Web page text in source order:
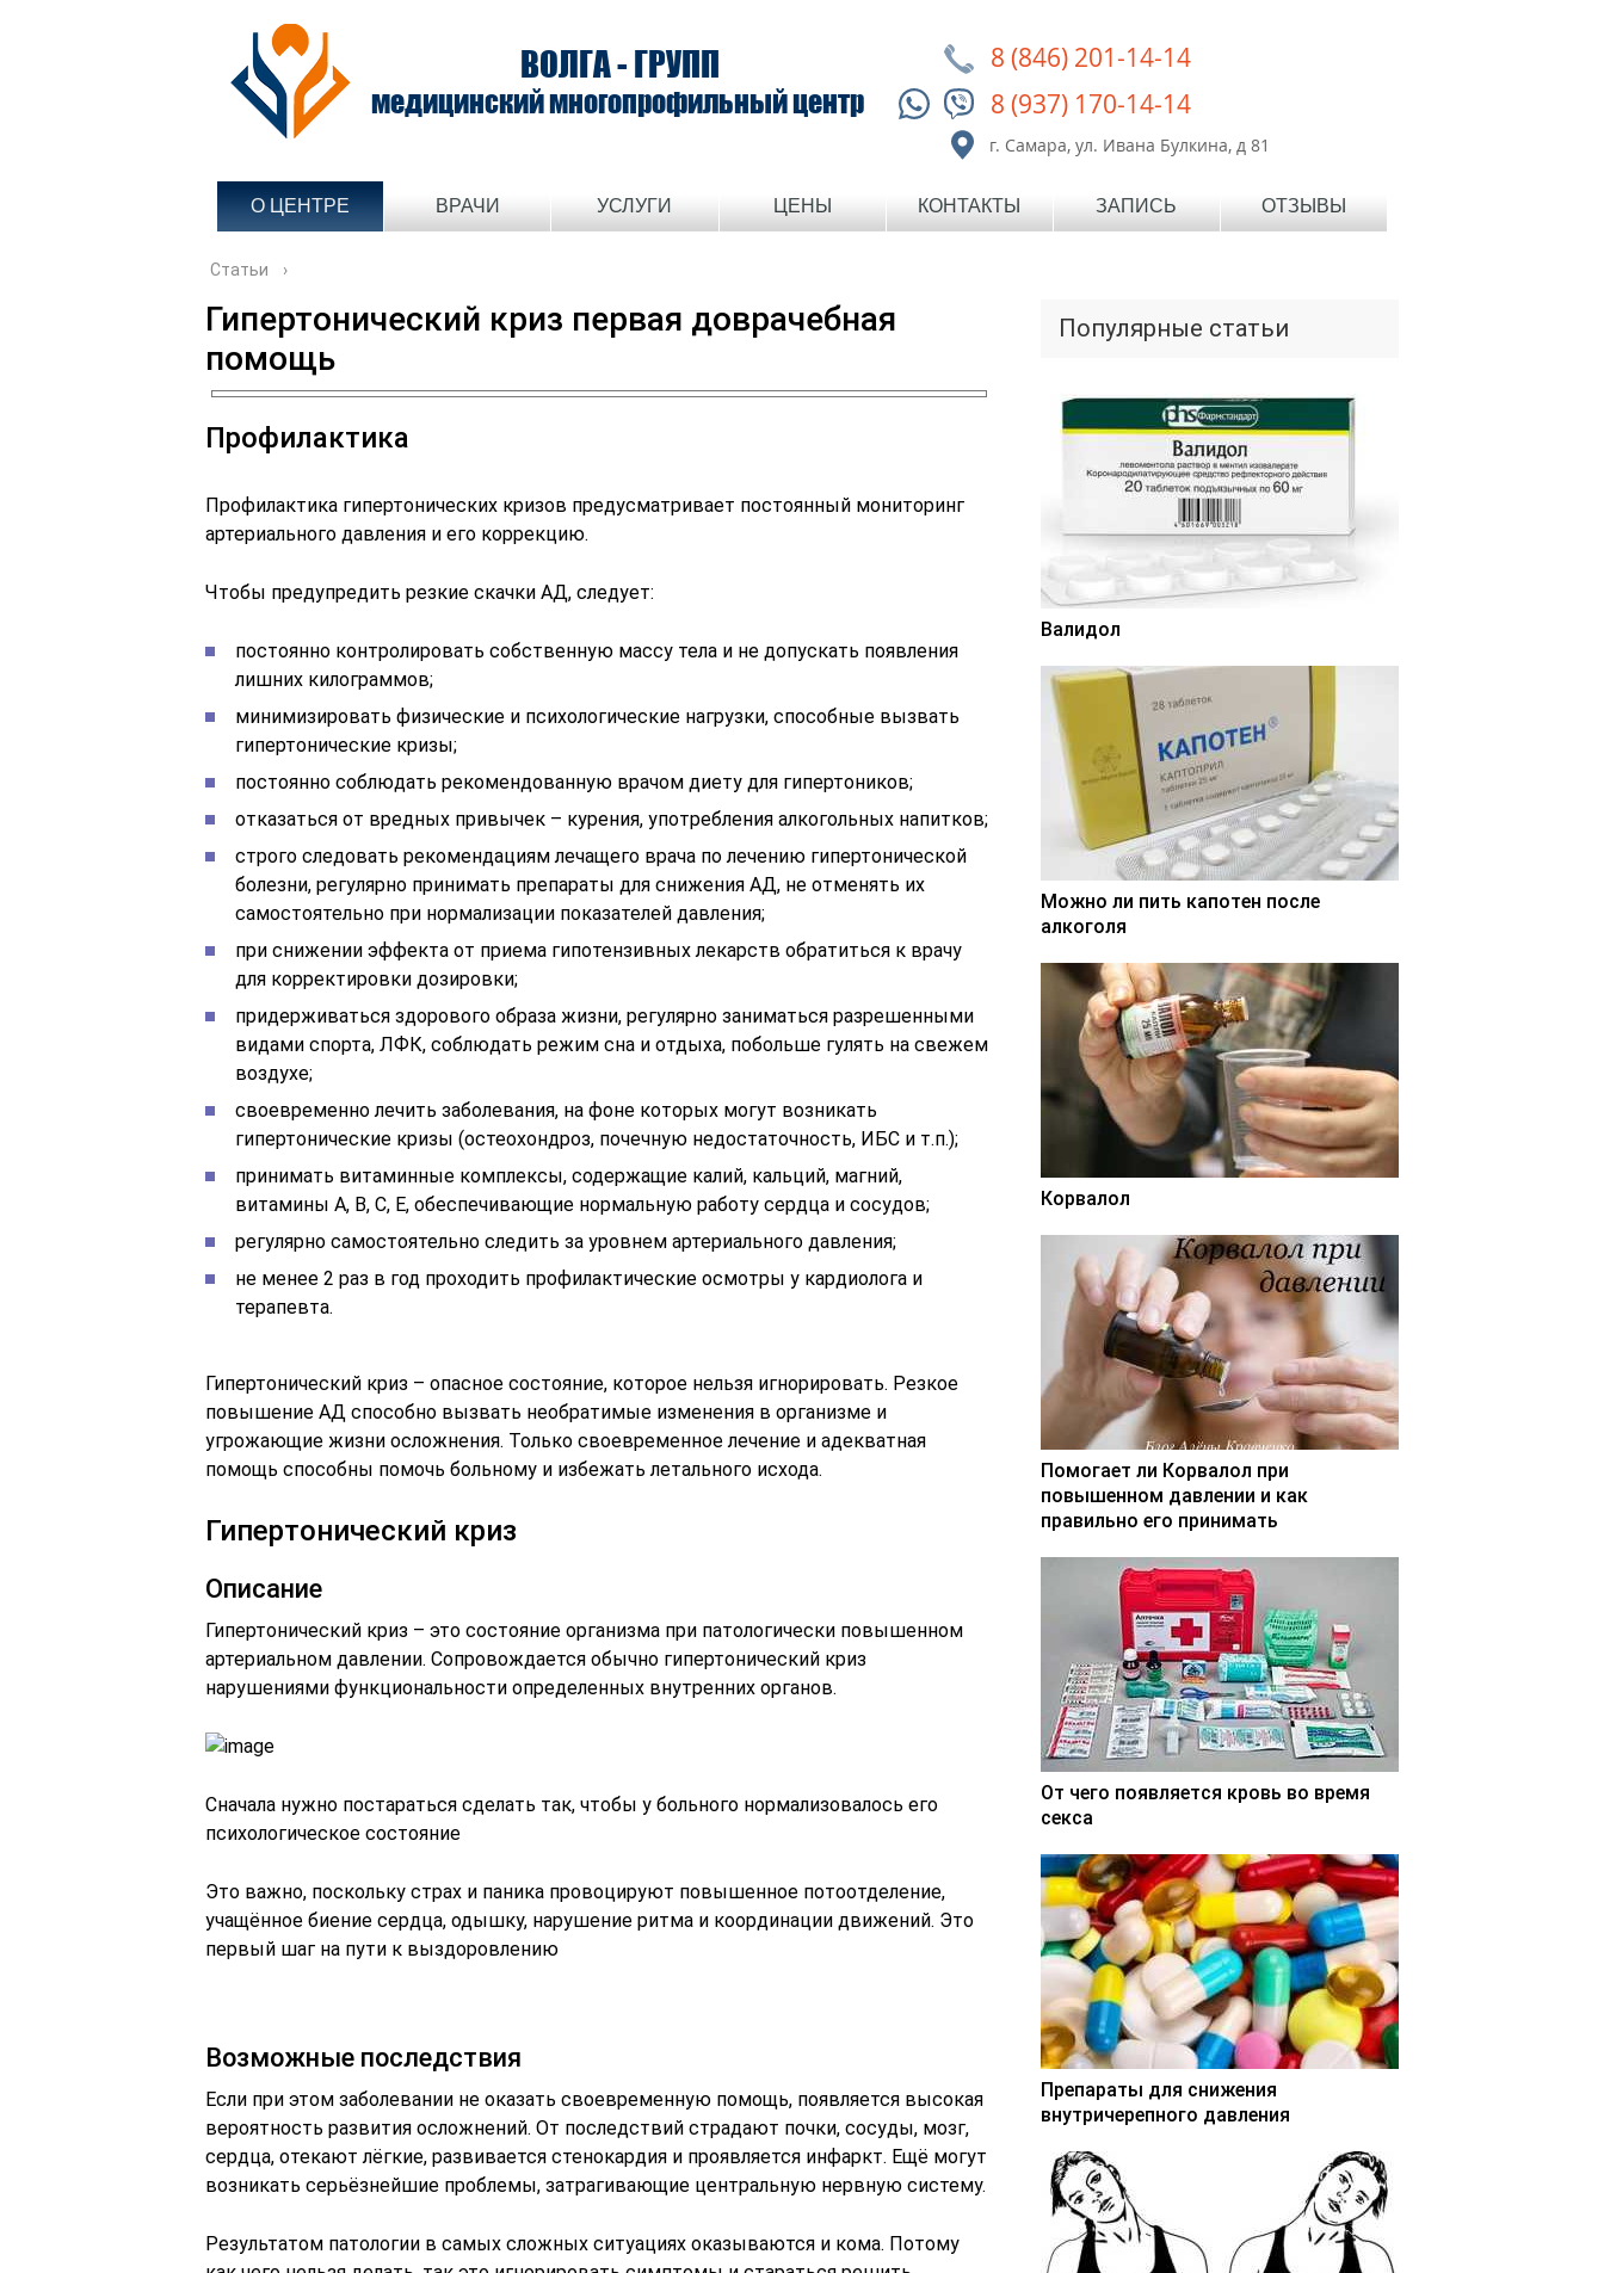
ВОЛГА - ГРУПП
медицинский многопрофильный центр
8 (846) 201-14-14
8 (937) 170-14-14
г. Самара, ул. Ивана Булкина, д 81
О ЦЕНТРЕ ВРАЧИ УСЛУГИ ЦЕНЫ КОНТАКТЫ ЗАПИСЬ ОТЗЫВЫ
Статьи ›
Гипертонический криз первая доврачебная
помощь
Профилактика
Профилактика гипертонических кризов предусматривает постоянный мониторинг
артериального давления и его коррекцию.
Чтобы предупредить резкие скачки АД, следует:
постоянно контролировать собственную массу тела и не допускать появления
лишних килограммов;
минимизировать физические и психологические нагрузки, способные вызвать
гипертонические кризы;
постоянно соблюдать рекомендованную врачом диету для гипертоников;
отказаться от вредных привычек – курения, употребления алкогольных напитков;
строго следовать рекомендациям лечащего врача по лечению гипертонической
болезни, регулярно принимать препараты для снижения АД, не отменять их
самостоятельно при нормализации показателей давления;
при снижении эффекта от приема гипотензивных лекарств обратиться к врачу
для корректировки дозировки;
придерживаться здорового образа жизни, регулярно заниматься разрешенными
видами спорта, ЛФК, соблюдать режим сна и отдыха, побольше гулять на свежем
воздухе;
своевременно лечить заболевания, на фоне которых могут возникать
гипертонические кризы (остеохондроз, почечную недостаточность, ИБС и т.п.);
принимать витаминные комплексы, содержащие калий, кальций, магний,
витамины А, В, С, Е, обеспечивающие нормальную работу сердца и сосудов;
регулярно самостоятельно следить за уровнем артериального давления;
не менее 2 раз в год проходить профилактические осмотры у кардиолога и
терапевта.
Гипертонический криз – опасное состояние, которое нельзя игнорировать. Резкое
повышение АД способно вызвать необратимые изменения в организме и
угрожающие жизни осложнения. Только своевременное лечение и адекватная
помощь способны помочь больному и избежать летального исхода.
Гипертонический криз
Описание
Гипертонический криз – это состояние организма при патологически повышенном
артериальном давлении. Сопровождается обычно гипертонический криз
нарушениями функциональности определенных внутренних органов.
Сначала нужно постараться сделать так, чтобы у больного нормализовалось его
психологическое состояние
Это важно, поскольку страх и паника провоцируют повышенное потоотделение,
учащённое биение сердца, одышку, нарушение ритма и координации движений. Это
первый шаг на пути к выздоровлению
Возможные последствия
Если при этом заболевании не оказать своевременную помощь, появляется высокая
вероятность развития осложнений. От последствий страдают почки, сосуды, мозг,
сердца, отекают лёгкие, развивается стенокардия и проявляется инфаркт. Ещё могут
возникать серьёзнейшие проблемы, затрагивающие центральную нервную систему.
Результатом патологии в самых сложных ситуациях оказываются и кома. Потому
Популярные статьи
Валидол
Можно ли пить капотен после
алкоголя
Корвалол
Помогает ли Корвалол при
повышенном давлении и как
правильно его принимать
От чего появляется кровь во время
секса
Препараты для снижения
внутричерепного давления